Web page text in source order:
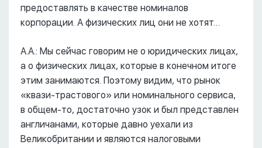
предоставлять в качестве номиналов
корпорации. А физических лиц они не хотят…
А.А.: Мы сейчас говорим не о юридических лицах,
а о физических лицах, которые в конечном итоге
этим занимаются. Поэтому видим, что рынок
«квази-трастового» или номинального сервиса,
в общем-то, достаточно узок и был представлен
англичанами, которые давно уехали из
Великобритании и являются налоговыми